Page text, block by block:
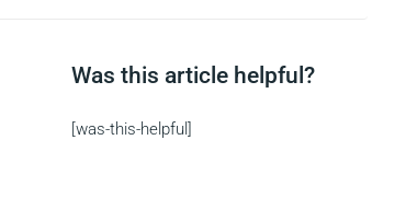
Was this article helpful?
[was-this-helpful]